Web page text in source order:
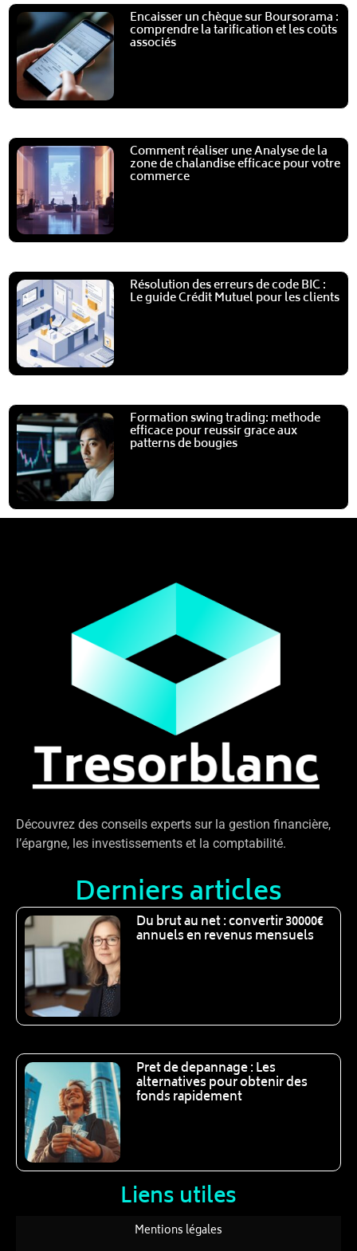
Encaisser un chèque sur Boursorama :
comprendre la tarification et les coûts
associés
Comment réaliser une Analyse de la
zone de chalandise efficace pour votre
commerce
Résolution des erreurs de code BIC :
Le guide Crédit Mutuel pour les clients
Formation swing trading: methode
efficace pour reussir grace aux
patterns de bougies
Découvrez des conseils experts sur la gestion financière,
l’épargne, les investissements et la comptabilité.
Derniers articles
Du brut au net : convertir 30000€
annuels en revenus mensuels
Pret de depannage : Les
alternatives pour obtenir des
fonds rapidement
Liens utiles
Mentions légales